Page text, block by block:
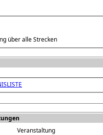
über alle Strecken
Veranstaltung